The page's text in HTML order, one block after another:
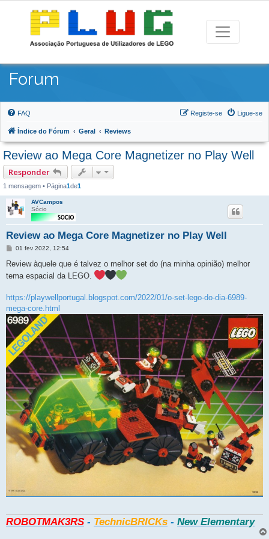
Forum
FAQ Ligue-se
Registe-se
Índice do Fórum Geral Reviews
Review ao Mega Core Magnetizer no Play Well
Responder
1 mensagem • Página1de1
AVCampos
Sócio
Review ao Mega Core Magnetizer no Play Well
Mensagem
01 fev 2022, 12:54
Review àquele que é talvez o melhor set do (na minha opinião) melhor
tema espacial da LEGO.
https://playwellportugal.blogspot.com/2022/01/o-set-lego-do-dia-6989-
mega-core.html
ROBOTMAK3RS - TechnicBRICKs - New Elementary